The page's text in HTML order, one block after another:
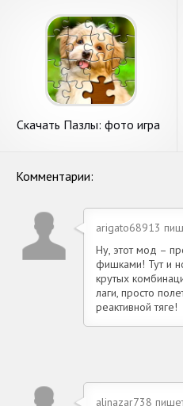
Скачать Пазлы: фото игра
Комментарии:
arigato68913
Ну, этот мод –
фишками! Тут и
крутых
лаги, просто
реактивной тяге!
alinazar738